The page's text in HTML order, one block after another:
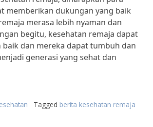
memberikan dukungan yang baik
merasa lebih nyaman dan
begitu, kesehatan remaja dapat
dan mereka dapat tumbuh dan
generasi yang sehat dan
Tagged berita kesehatan remaja